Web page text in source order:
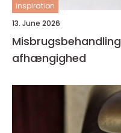
inspiration
13. June 2026
Misbrugsbehandling vejen til et liv uden
afhængighed